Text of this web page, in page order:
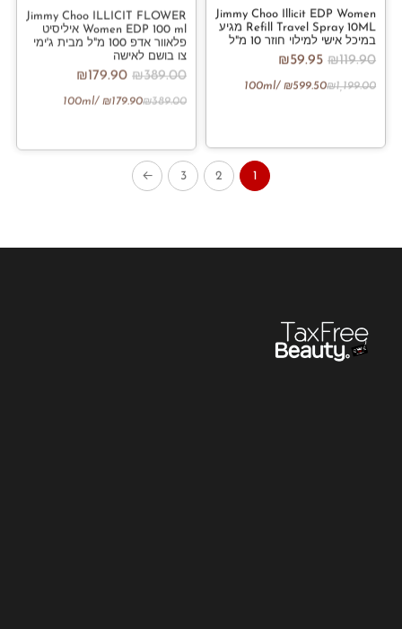
Jimmy Choo Illicit EDP Women
Refill Travel Spray 10ML מגיע
במיכל אישי למילוי חוזר 10 מ"ל
₪119.90
₪59.95
₪1,199.00
₪599.50
/100ml
Jimmy Choo ILLICIT FLOWER
Women EDP 100 ml איליסיט
פלאוור אדפ 100 מ"ל מבית ג'ימי
צו בושם לאישה
₪389.00
₪179.90
₪389.00
₪179.90
/100ml
1
2
3
←